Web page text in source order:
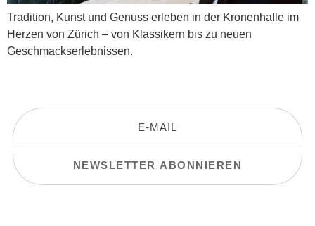
Tradition, Kunst und Genuss erleben in der Kronenhalle im
Herzen von Zürich – von Klassikern bis zu neuen
Geschmackserlebnissen.